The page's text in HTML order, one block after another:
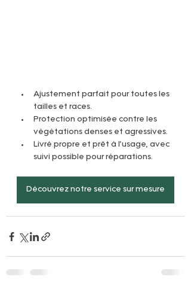
Ajustement parfait pour toutes les
tailles et races.
Protection optimisée contre les
végétations denses et agressives.
Livré propre et prêt à l’usage, avec
suivi possible pour réparations.
Découvrez notre service sur mesure